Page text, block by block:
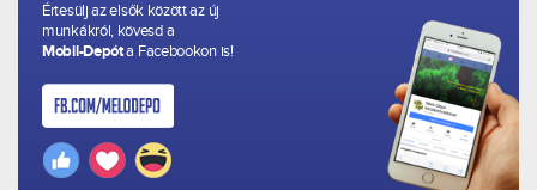
Értesülj az elsők között az új
munkákról, kövesd a
Mobil-Depóta Facebookon is!